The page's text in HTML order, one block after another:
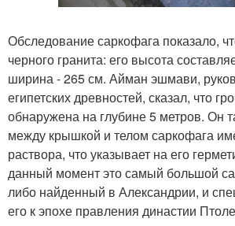
Обследование саркофага показало,
черного гранита: его высота
ширина - 265 см. Айман эшмави,
египетских древностей, сказал, что
обнаружена на глубине 5 метров. Он
между крышкой и телом саркофага
раствора, что указывает на его
данный момент это самый большой
либо найденный в Александрии, и
его к эпохе правления династии